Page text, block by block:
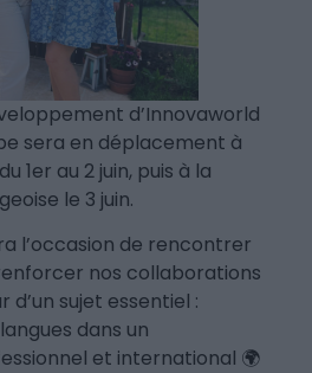
d’Innovaworld
sera en déplacement à
1er au 2 juin, puis à la
le 3 juin.
l’occasion de rencontrer
nos collaborations
d’un sujet essentiel :
dans un
et international 🌍